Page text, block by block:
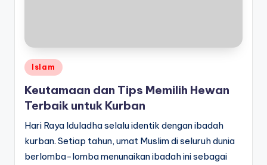
Posted
in
Islam
Keutamaan dan Tips Memilih Hewan
Terbaik untuk Kurban
Hari Raya Iduladha selalu identik dengan ibadah
kurban. Setiap tahun, umat Muslim di seluruh dunia
berlomba-lomba menunaikan ibadah ini sebagai